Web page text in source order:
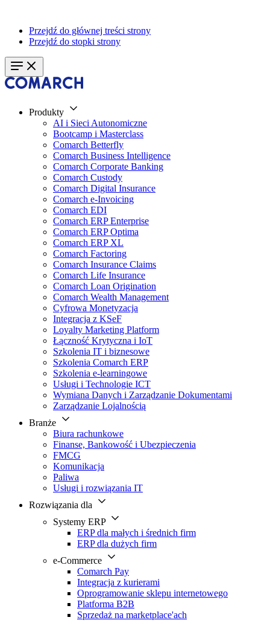
Przejdź do głównej treści strony
Przejdź do stopki strony
Produkty
AI i Sieci Autonomiczne
Bootcamp i Masterclass
Comarch Betterfly
Comarch Business Intelligence
Comarch Corporate Banking
Comarch Custody
Comarch Digital Insurance
Comarch e-Invoicing
Comarch EDI
Comarch ERP Enterprise
Comarch ERP Optima
Comarch ERP XL
Comarch Factoring
Comarch Insurance Claims
Comarch Life Insurance
Comarch Loan Origination
Comarch Wealth Management
Cyfrowa Monetyzacja
Integracja z KSeF
Loyalty Marketing Platform
Łączność Krytyczna i IoT
Szkolenia IT i biznesowe
Szkolenia Comarch ERP
Szkolenia e-learningowe
Usługi i Technologie ICT
Wymiana Danych i Zarządzanie Dokumentami
Zarządzanie Lojalnością
Branże
Biura rachunkowe
Finanse, Bankowość i Ubezpieczenia
FMCG
Komunikacja
Paliwa
Usługi i rozwiązania IT
Rozwiązania dla
Systemy ERP
ERP dla małych i średnich firm
ERP dla dużych firm
e-Commerce
Comarch Pay
Integracja z kurierami
Oprogramowanie sklepu internetowego
Platforma B2B
Sprzedaż na marketplace'ach